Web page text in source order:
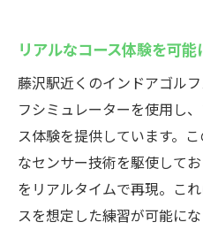
リアルなコース体験を可
藤沢駅近くのインドアゴル
フシミュレーターを使用し
ス体験を提供しています。
なセンサー技術を駆使して
をリアルタイムで再現。こ
スを想定した練習が可能に